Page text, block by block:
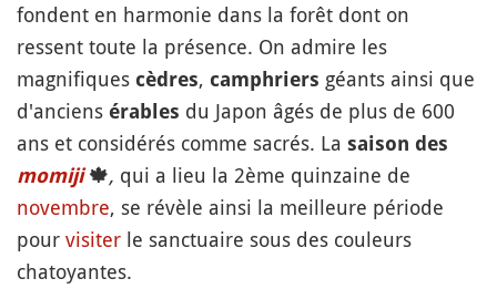
fondent en harmonie dans la forêt dont on
ressent toute la présence. On admire les
magnifiques cèdres, camphriers géants ainsi que
d'anciens érables du Japon âgés de plus de 600
ans et considérés comme sacrés. La saison des
momiji 🍁, qui a lieu la 2ème quinzaine de
novembre, se révèle ainsi la meilleure période
pour visiter le sanctuaire sous des couleurs
chatoyantes.